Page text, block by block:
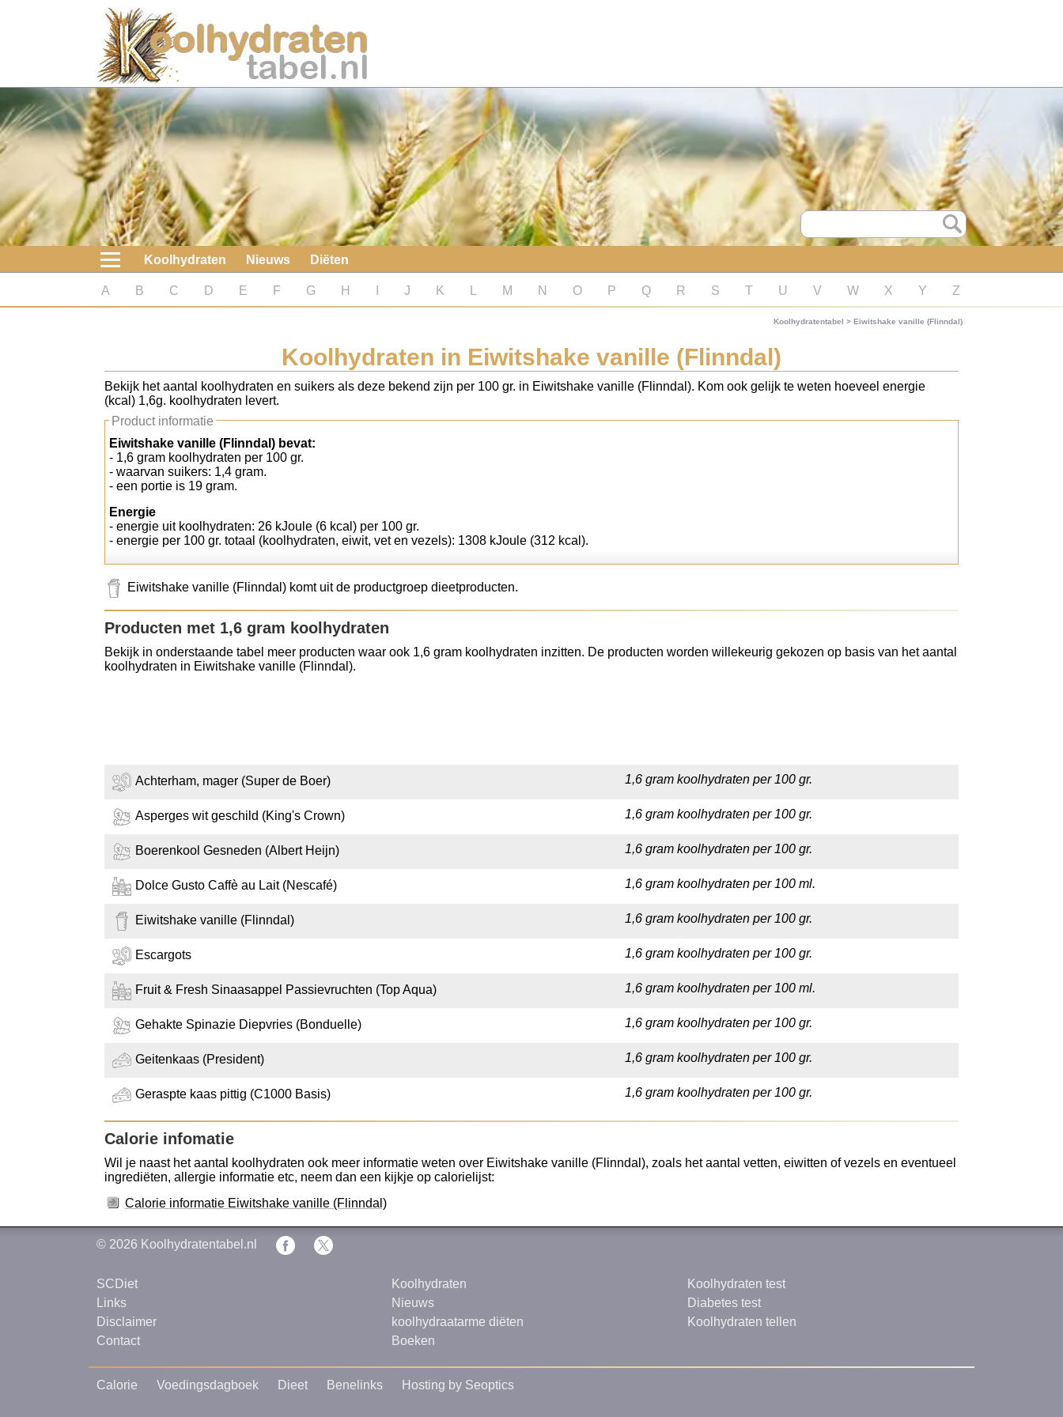
Koolhydraten
Nieuws
Koolhydraatarme diëten
Boeken
koolhydraatarme diëten
Diabetes test
Koolhydraten tellen
Koolhydraten Nieuws Diëten
A B C D E F G H J K M N O P Q R S T U V W X Y Z
Koolhydratentabel > Eiwitshake vanille (Flinndal)
Koolhydraten in Eiwitshake vanille (Flinndal)
Bekijk het aantal koolhydraten en suikers als deze bekend zijn per 100 gr. in Eiwitshake vanille (Flinndal). Kom ook gelijk te weten hoeveel energie
(kcal) 1,6g. koolhydraten levert.
Product informatie
Eiwitshake vanille (Flinndal) bevat:
- 1,6 gram koolhydraten per 100 gr.
- waarvan suikers: 1,4 gram.
- een portie is 19 gram.
Energie
- energie uit koolhydraten: 26 kJoule (6 kcal) per 100 gr.
- energie per 100 gr. totaal (koolhydraten, eiwit, vet en vezels): 1308 kJoule (312 kcal).
Eiwitshake vanille (Flinndal) komt uit de productgroep dieetproducten.
Producten met 1,6 gram koolhydraten
Bekijk in onderstaande tabel meer producten waar ook 1,6 gram koolhydraten inzitten. De producten worden willekeurig gekozen op basis van het aantal
koolhydraten in Eiwitshake vanille (Flinndal).
Achterham, mager (Super de Boer) 1,6 gram koolhydraten per 100 gr.
Asperges wit geschild (King's Crown) 1,6 gram koolhydraten per 100 gr.
Boerenkool Gesneden (Albert Heijn) 1,6 gram koolhydraten per 100 gr.
Dolce Gusto Caffè au Lait (Nescafé) 1,6 gram koolhydraten per 100 ml.
Eiwitshake vanille (Flinndal) 1,6 gram koolhydraten per 100 gr.
Escargots 1,6 gram koolhydraten per 100 gr.
Fruit & Fresh Sinaasappel Passievruchten (Top Aqua) 1,6 gram koolhydraten per 100 ml.
Gehakte Spinazie Diepvries (Bonduelle) 1,6 gram koolhydraten per 100 gr.
Geitenkaas (President) 1,6 gram koolhydraten per 100 gr.
Geraspte kaas pittig (C1000 Basis) 1,6 gram koolhydraten per 100 gr.
Calorie infomatie
Wil je naast het aantal koolhydraten ook meer informatie weten over Eiwitshake vanille (Flinndal), zoals het aantal vetten, eiwitten of vezels en eventueel
ingrediëten, allergie informatie etc, neem dan een kijkje op calorielijst:
Calorie informatie Eiwitshake vanille (Flinndal)
© 2026 Koolhydratentabel.nl
SCDiet
Links
Disclaimer
Contact
Koolhydraten
Nieuws
koolhydraatarme diëten
Boeken
Koolhydraten test
Diabetes test
Koolhydraten tellen
Calorie Voedingsdagboek Dieet Benelinks Hosting by Seoptics